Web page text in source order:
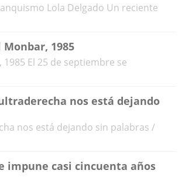
Lola Delgado Un reciente
1985
El 25 de septiembre se
nos está dejando
nos está dejando sin palabras /
impune casi cincuenta años